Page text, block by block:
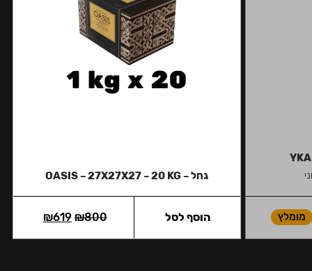
מומלץ
גחל – OASIS – 27X27X27 – 20 KG
₪800
₪619 הוסף לסל